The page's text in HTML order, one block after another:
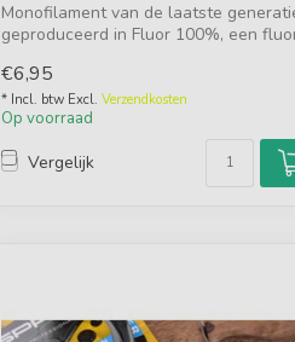
Monofilament van de laatste
geproduceerd in Fluor 100%, een
€6,95
* Incl. btw Excl. Verzendkosten
Op voorraad
Vergelijk